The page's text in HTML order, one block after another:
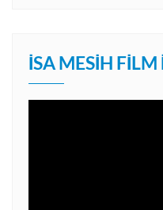
İSA MESIH FILM